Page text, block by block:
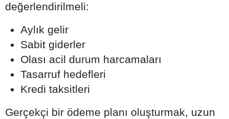
değerlendirilmeli:
Aylık gelir
Sabit giderler
Olası acil durum harcamaları
Tasarruf hedefleri
Kredi taksitleri
Gerçekçi bir ödeme planı oluşturmak, uzun